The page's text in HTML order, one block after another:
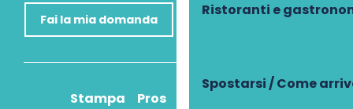
Ristoranti e
Spostarsi / Come
Fai la mia domanda
Stampa Pros